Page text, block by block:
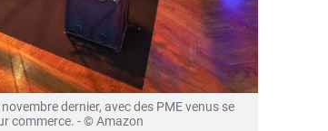
dernier, avec des PME venus se
commerce. - © Amazon